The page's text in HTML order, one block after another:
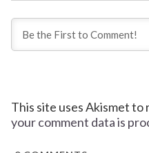
This site uses Akismet to
your comment data is